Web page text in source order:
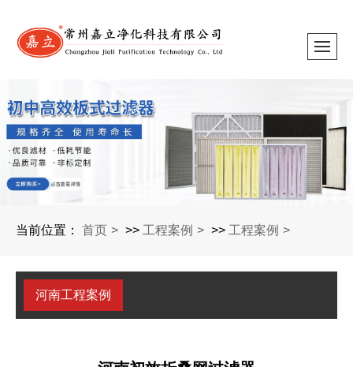
当前位置： 首页 >> 工程案例 >> 工程案例
河南工程案例